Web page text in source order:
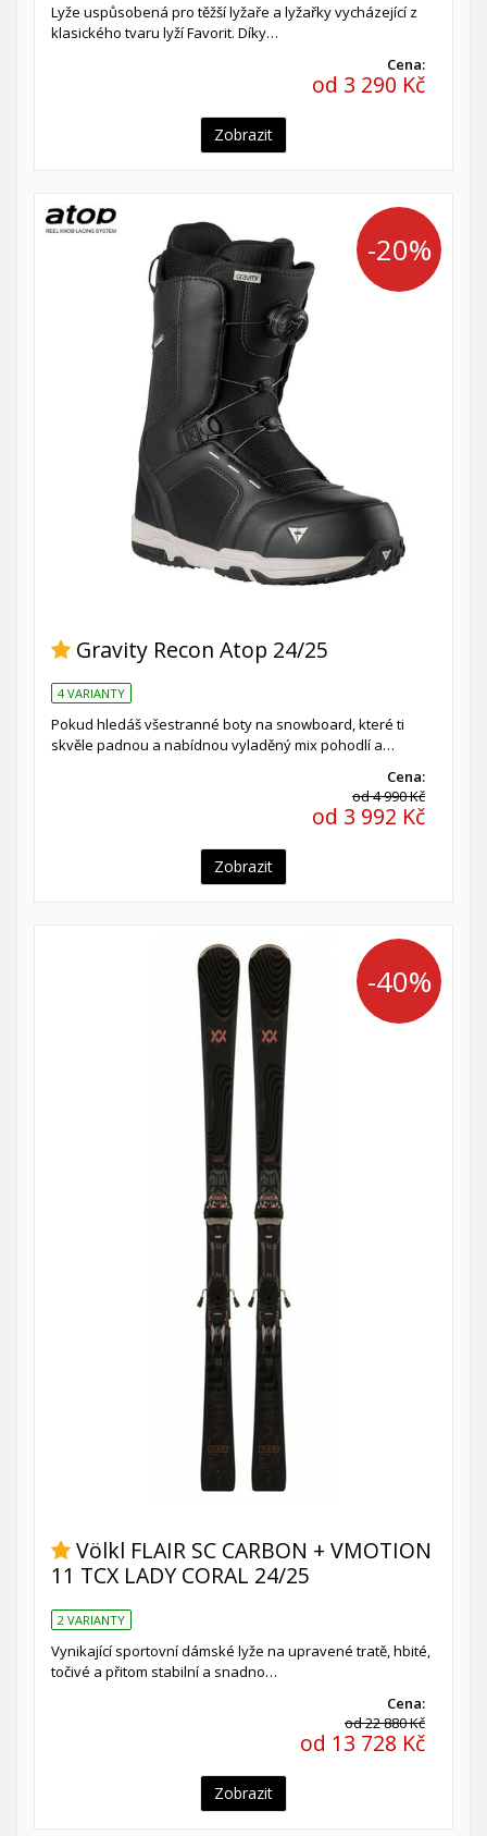
Lyže uspůsobená pro těžší lyžaře a lyžařky vycházející z
klasického tvaru lyží Favorit. Díky…
Cena:
od 3 290 Kč
Zobrazit
-20%
Gravity Recon Atop 24/25
4 VARIANTY
Pokud hledáš všestranné boty na snowboard, které ti
skvěle padnou a nabídnou vyladěný mix pohodlí a…
Cena:
od 4 990 Kč
od 3 992 Kč
Zobrazit
-40%
Völkl FLAIR SC CARBON + VMOTION
11 TCX LADY CORAL 24/25
2 VARIANTY
Vynikající sportovní dámské lyže na upravené tratě, hbité,
točivé a přitom stabilní a snadno…
Cena:
od 22 880 Kč
od 13 728 Kč
Zobrazit